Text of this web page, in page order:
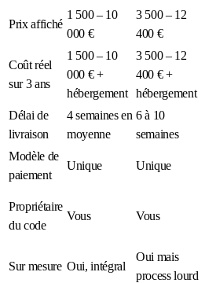
Prix affiché
1 500 – 10
000 €
3 500 – 12
400 €
Coût réel
sur 3 ans
1 500 – 10
000 € +
hébergement
3 500 – 12
400 € +
hébergement
Délai de
livraison
4 semaines en
moyenne
6 à 10
semaines
Modèle de
paiement
Unique Unique
Propriétaire
du code
Vous Vous
Sur mesure Oui, intégral
Oui mais
process lourd